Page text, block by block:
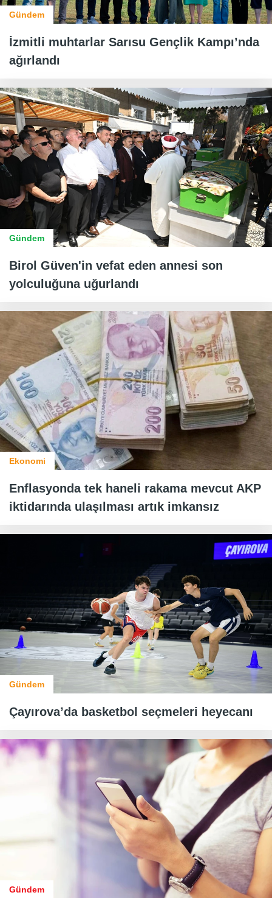
Gündem
İzmitli muhtarlar Sarısu Gençlik Kampı’nda
ağırlandı
Gündem
Birol Güven'in vefat eden annesi son
yolculuğuna uğurlandı
Ekonomi
Enflasyonda tek haneli rakama mevcut AKP
iktidarında ulaşılması artık imkansız
Gündem
Çayırova’da basketbol seçmeleri heyecanı
Gündem